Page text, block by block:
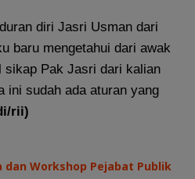
diri Jasri Usman dari
baru mengetahui dari awak
sikap Pak Jasri dari kalian
ini sudah ada aturan yang
rii)
dan Workshop Pejabat Publik